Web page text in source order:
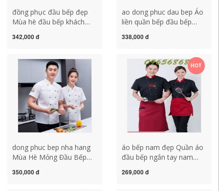
đồng phục đầu bếp đẹp
Mùa hè đầu bếp khách
nam nhà hàng khách sạn
việc bếp đôi dụng cụ quần
đầu bếp mua áo bếp
342,000 đ
ao dong phuc dau bep Áo
liền quần bếp đầu bếp
ngắn tay mùa hè thoáng
đầu bếp phục vụ khách
sạn đồng phục đầu bếp
may sẵn áo bếp trưởng
338,000 đ
dong phuc bep nha hang
Mùa Hè Mỏng Đầu Bếp
Nam Nhà Hàng Khách Sạn
350,000 đ
HOT
áo bếp nam đẹp Quần áo
đầu bếp ngắn tay nam
vụ áo liền quần nhà hàng
269,000 đ